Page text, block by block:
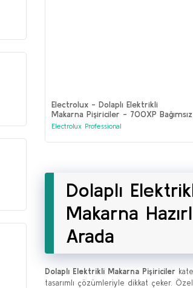
Electrolux - Dolaplı Elektrikli
Makarna Pişiriciler - 700XP Bağımsız
Elektrikli Makarna Pişirici, 2 Hazneli
Electrolux Professional
Dolaplı
Makarna
Arada
Dolaplı Elektrikli Makarna Pişiriciler
tasarımlı çözümleriyle dikkat çeker.